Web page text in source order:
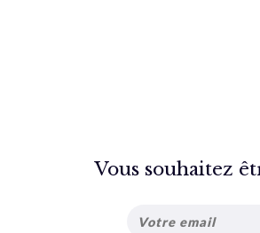
Vous souhaitez